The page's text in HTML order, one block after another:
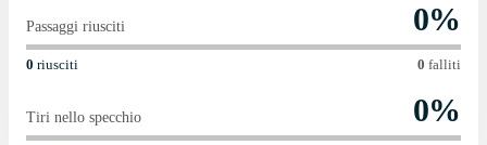
Passaggi riusciti 0%
0 riusciti 0 falliti
Tiri nello specchio 0%